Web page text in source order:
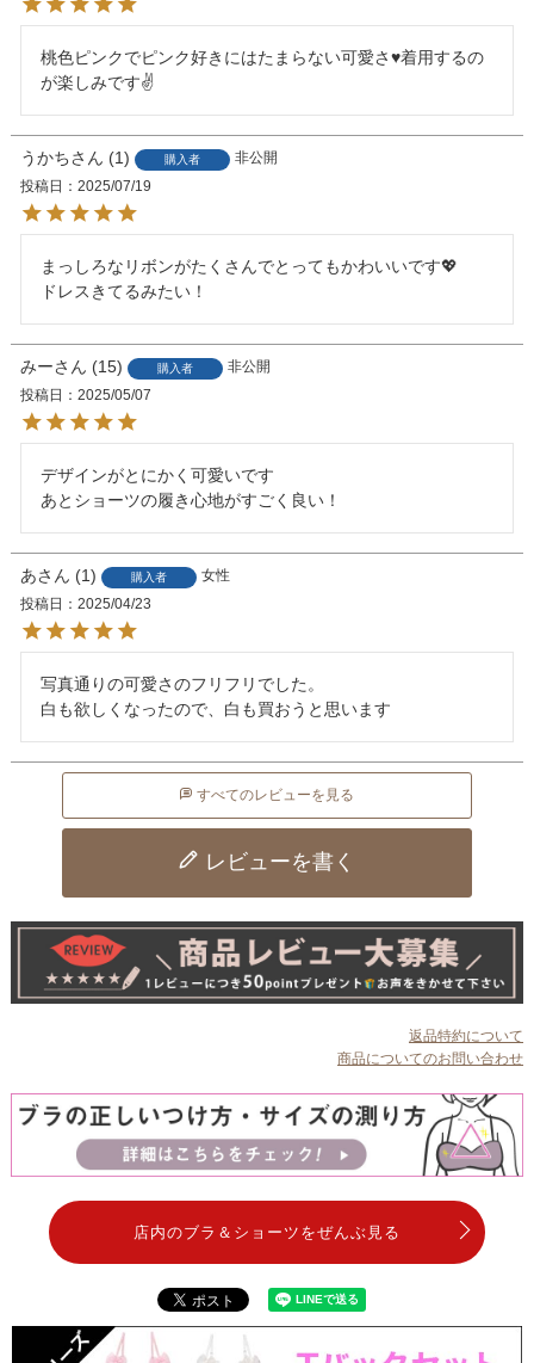
桃色ピンクでピンク好きにはたまらない可愛さ♥️着用するの
が楽しみです✌️
うかち 1 購入者
非公開
投稿日
2025/07/19
まっしろなリボンがたくさんでとってもかわいいです💖
ドレスきてるみたい！
みー 15 購入者
非公開
投稿日
2025/05/07
デザインがとにかく可愛いです
あ 1 購入者
女性
投稿日
2025/04/23
写真通りの可愛さのフリフリでした。
白も欲しくなったので、白も買おうと思います
すべてのレビューを見る
レビューを書く
返品特約について
商品についてのお問い合わせ
店内のブラ＆ショーツをぜんぶ見る